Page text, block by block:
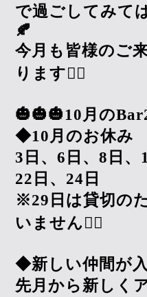
で過ごしてみて
🍂
今月も皆様のご
ります🙇‍♀️
🎃🎃🎃10月の
◆10月のお休み
3日、6日、8日、
22日、24日
※29日は貸切の
いません🙇‍♀️
◆新しい仲間が
先月から新しく